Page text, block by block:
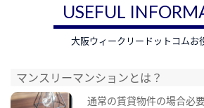
USEFUL
大阪ウィークリードットコムお
マンスリーマンションとは？
通常の賃貸物件の場合必